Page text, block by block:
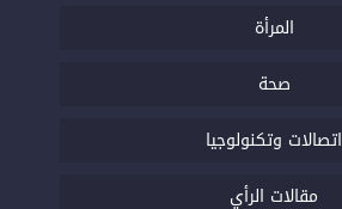
المرأة
صحة
اتصالات وتكنولوجيا
مقالات الرأي